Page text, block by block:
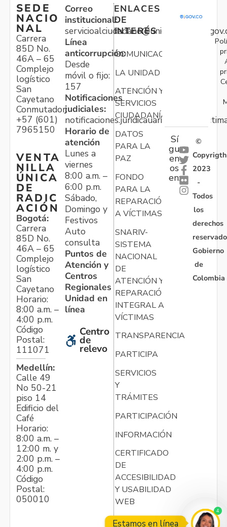
SEDE
NACIO
NAL
Carrera
85D No.
46A – 65
Complejo
logístico
San
Cayetano
Conmutador:
+57 (601)
7965150
VENTA
NILLA
ÚNICA
DE
RADIC
ACIÓN
Bogotá:
Carrera
85D No.
46A – 65
Complejo
logístico
San
Cayetano
Horario:
8:00 a.m. –
4:00 p.m.
Código
Postal:
111071
Medellín:
Calle 49
No 50-21
piso 14
Edificio del
Café
Horario:
8:00 a.m. –
12:00 m. y
2:00 p.m. –
4:00 p.m.
Código
Postal:
050010
Correo
institucional:
Línea
anticorrupción:
Desde
móvil o fijo:
157
Notificaciones
judiciales:
Horario de
atención
Lunes a
viernes
8:00 a.m. –
6:00 p.m.
Sábado,
Domingo y
Festivos
Auto
consulta
Puntos de
Atención y
Centros
Regionales
Unidad en
línea
Centro
de
relevo
ENLACES
DE
INTERÉS
COMUNICACIONES
LA UNIDAD
ATENCIÓN Y
SERVICIOS
CIUDADANÍA
DATOS
PARA LA
PAZ
FONDO
PARA LA
REPARACIÓN
A VÍCTIMAS
SNARIV-
SISTEMA
NACIONAL
DE
ATENCIÓN Y
REPARACIÓN
INTEGRAL A
VÍCTIMAS
TRANSPARENCIA
PARTICIPA
SERVICIOS
Y
TRÁMITES
PARTICIPACIÓN
INFORMACIÓN
CERTIFICADO
DE
ACCESIBILIDAD
Y USABILIDAD
WEB
Sí
gu
en
os
en:
©
Copyrigth
2023
-
Todos
los
derechos
Gobierno
de
Colombia
Estamos en línea
4